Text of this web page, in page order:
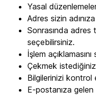
Yasal
Adres sizin
Sonrasında
seçebilirsiniz.
İşlem
Çekmek
Bilgilerinizi kontrol
E-postanıza